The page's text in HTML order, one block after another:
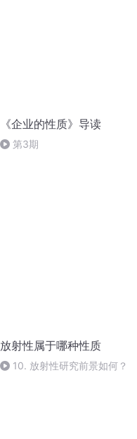
《企业的性质》导读
第3期
放射性属于哪种性质
10. 放射性研究前景如何？